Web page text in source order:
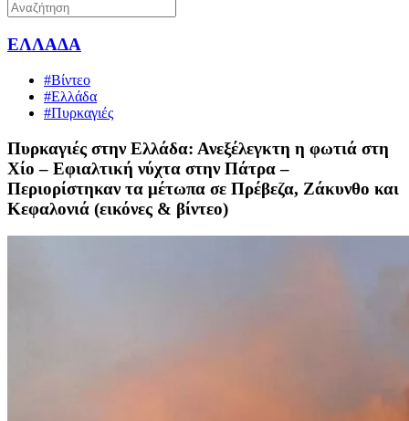
ΕΛΛΑΔΑ
#Βίντεο
#Ελλάδα
#Πυρκαγιές
Πυρκαγιές στην Ελλάδα: Ανεξέλεγκτη η φωτιά στη
Χίο – Εφιαλτική νύχτα στην Πάτρα –
Περιορίστηκαν τα μέτωπα σε Πρέβεζα, Ζάκυνθο και
Κεφαλονιά (εικόνες & βίντεο)